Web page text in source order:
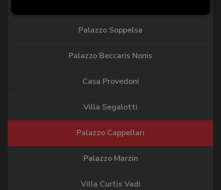
Palazzo Soppelsa
Palazzo Beccaris Nonis
Casa Provedoni
Villa Segalotti
Palazzo Cappellari
Palazzo Marzin
Villa Curtis Vadi